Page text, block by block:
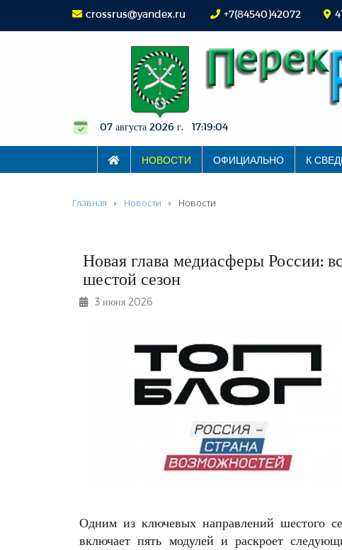
crossrus@yandex.ru +7(84540)42072
07 августа 2026 г. 17:19:05
НОВОСТИ ОФИЦИАЛЬНО К
Главная Новости Новости
Новая глава медиасферы России:
шестой сезон
3 июня 2026
Одним из ключевых направлений шестого
включает пять модулей и раскроет